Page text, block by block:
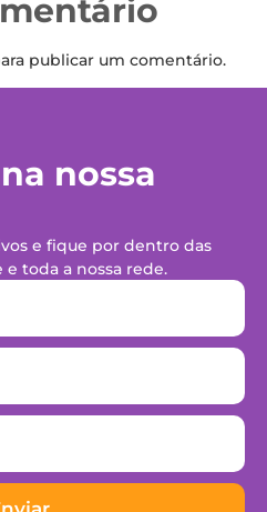
publicar um comentário.
nossa
e fique por dentro das
e toda a nossa rede.